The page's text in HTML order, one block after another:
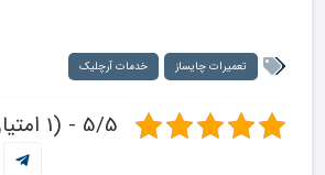
تعمیرات چایساز خدمات آرچلیک
5/5 - (1 امتیاز)